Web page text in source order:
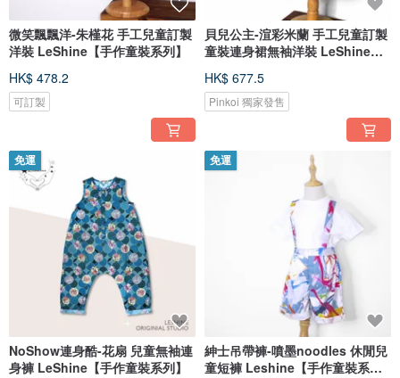
微笑飄飄洋-朱槿花 手工兒童訂製
洋裝 LeShine【手作童裝系列】
HK$ 478.2
可訂製
貝兒公主-渲彩米蘭 手工兒童訂製
童裝連身裙無袖洋裝 LeShine樂
HK$ 677.5
Pinkoi 獨家發售
免運
NoShow連身酷-花扇 兒童無袖連
身褲 LeShine【手作童裝系列】
免運
紳士吊帶褲-噴墨noodles 休閒兒
童短褲 Leshine【手作童裝系